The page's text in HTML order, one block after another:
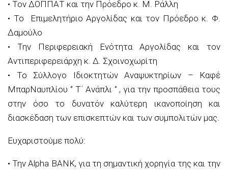
• Τον ΔΟΠΠΑΤ και την Πρόεδρο κ. Μ. Ράλλη
• Το Επιμελητήριο Αργολίδας και τον Πρόεδρο κ. Φ.
Δαμούλο
• Την Περιφερειακή Ενότητα Αργολίδας και τον
Αντιπεριφερειάρχη κ. Δ. Σχοινοχωρίτη
• Το Σύλλογο Ιδιοκτητών Αναψυκτηρίων – Καφέ
ΜπαρΝαυπλίου ‘’ Τ΄ Ανάπλι ‘’ ,για την προσπάθεια τους
στην όσο το δυνατόν καλύτερη ικανοποίηση και
διασκέδαση των επισκεπτών και των συμπολιτών μας.
Ευχαριστούμε πολύ:
•ΤηνAlpha BANK, για τη σημαντική χορηγία της και την